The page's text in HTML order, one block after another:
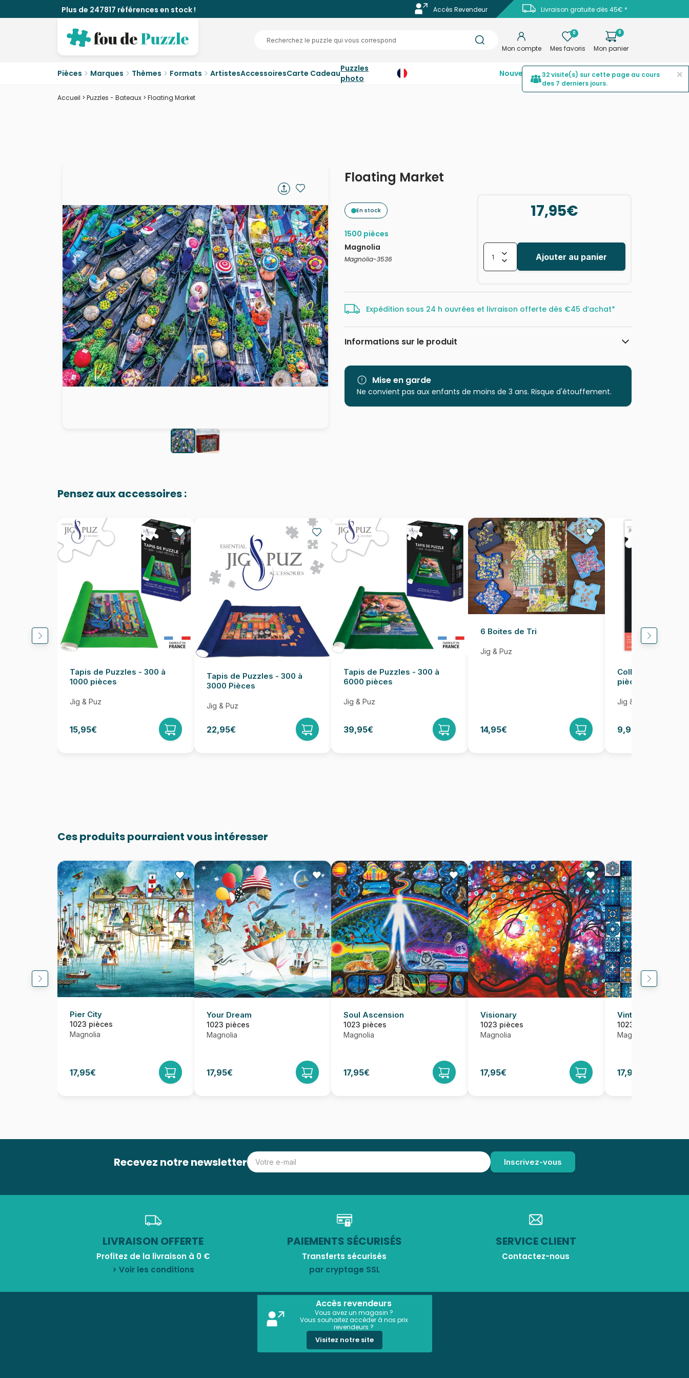
Plus de 247817 références en stock ! Livraison gratuite dès 45€ *
Accès Revendeur
Mon compte
0
Mes favoris
0
Mon panier
Pièces Marques Thèmes Formats ArtistesAccessoiresCarte CadeauPuzzles
photo
NouveautésTop ventesPromotions
Accueil > Puzzles - Bateaux > Floating Market
Floating Market
En stock
1500 pièces
Magnolia
Magnolia-3536
17,95€
Ajouter au panier
Expédition sous 24 h ouvrées et livraison offerte dès €45 d’achat*
Informations sur le produit
Catégorie
Age
Puzzle pour Adultes (500 à 48.000
pièces)
Mise en garde
Ne convient pas aux enfants de moins de 3 ans. Risque d'étouffement.
Pensez aux accessoires :
Tapis de Puzzles - 300 à
1000 pièces
Jig & Puz
15,95€
Tapis de Puzzles - 300 à
3000 Pièces
Jig & Puz
22,95€
Tapis de Puzzles - 300 à
6000 pièces
Jig & Puz
39,95€
6 Boites de Tri
Jig & Puz
14,95€
Colle pour Puzzle
pièces
Jig & Puz
9,95€
Ces produits pourraient vous intéresser
Pier City
1023 pièces
Magnolia
17,95€
Your Dream
1023 pièces
Magnolia
17,95€
Soul Ascension
1023 pièces
Magnolia
17,95€
Visionary
1023 pièces
Magnolia
17,95€
Vintage Patterns
1023 pièces
Magnolia
17,95€
Recevez notre newsletter
LIVRAISON OFFERTE
Profitez de la livraison à 0 €
> Voir les conditions
PAIEMENTS SÉCURISÉS
Transferts sécurisés
par cryptage SSL
SERVICE CLIENT
Contactez-nous
Accès revendeurs
Vous avez un magasin ?
Vous souhaitez accéder à nos prix
revendeurs ?
Visitez notre site
×
32 visite(s) sur cette page au cours
des 7 derniers jours.